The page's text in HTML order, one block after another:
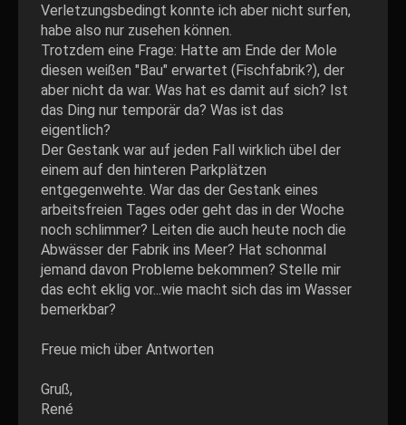
Verletzungsbedingt konnte ich aber nicht surfen,
habe also nur zusehen können.
Trotzdem eine Frage: Hatte am Ende der Mole
diesen weißen "Bau" erwartet (Fischfabrik?), der
aber nicht da war. Was hat es damit auf sich? Ist
das Ding nur temporär da? Was ist das
eigentlich?
Der Gestank war auf jeden Fall wirklich übel der
einem auf den hinteren Parkplätzen
entgegenwehte. War das der Gestank eines
arbeitsfreien Tages oder geht das in der Woche
noch schlimmer? Leiten die auch heute noch die
Abwässer der Fabrik ins Meer? Hat schonmal
jemand davon Probleme bekommen? Stelle mir
das echt eklig vor...wie macht sich das im Wasser
bemerkbar?
Freue mich über Antworten
Gruß,
René